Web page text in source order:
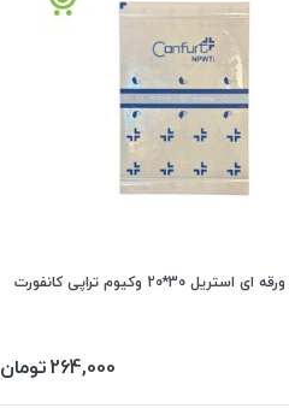
چسب شفاف ورقه ای استریل 30*20 وکیوم تراپی کانفورت
264,000تومان